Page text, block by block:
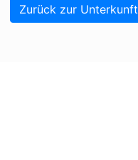
Zurück zur Unterkunft